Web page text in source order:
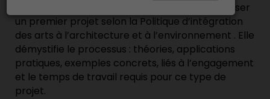
La formation explore les étapes clés pour réaliser
un premier projet selon la Politique d’intégration
des arts à l’architecture et à l’environnement . Elle
démystifie le processus : théories, applications
pratiques, exemples concrets, liés à l’engagement
et le temps de travail requis pour ce type de
projet.